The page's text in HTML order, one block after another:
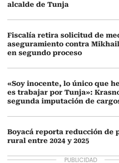
alcalde de Tunja
Fiscalía retira solicitud de
aseguramiento contra
en segundo proceso
«Soy inocente, lo único que
es trabajar por Tunja»:
segunda imputación de
Boyacá reporta reducción de
rural entre 2024 y 2025